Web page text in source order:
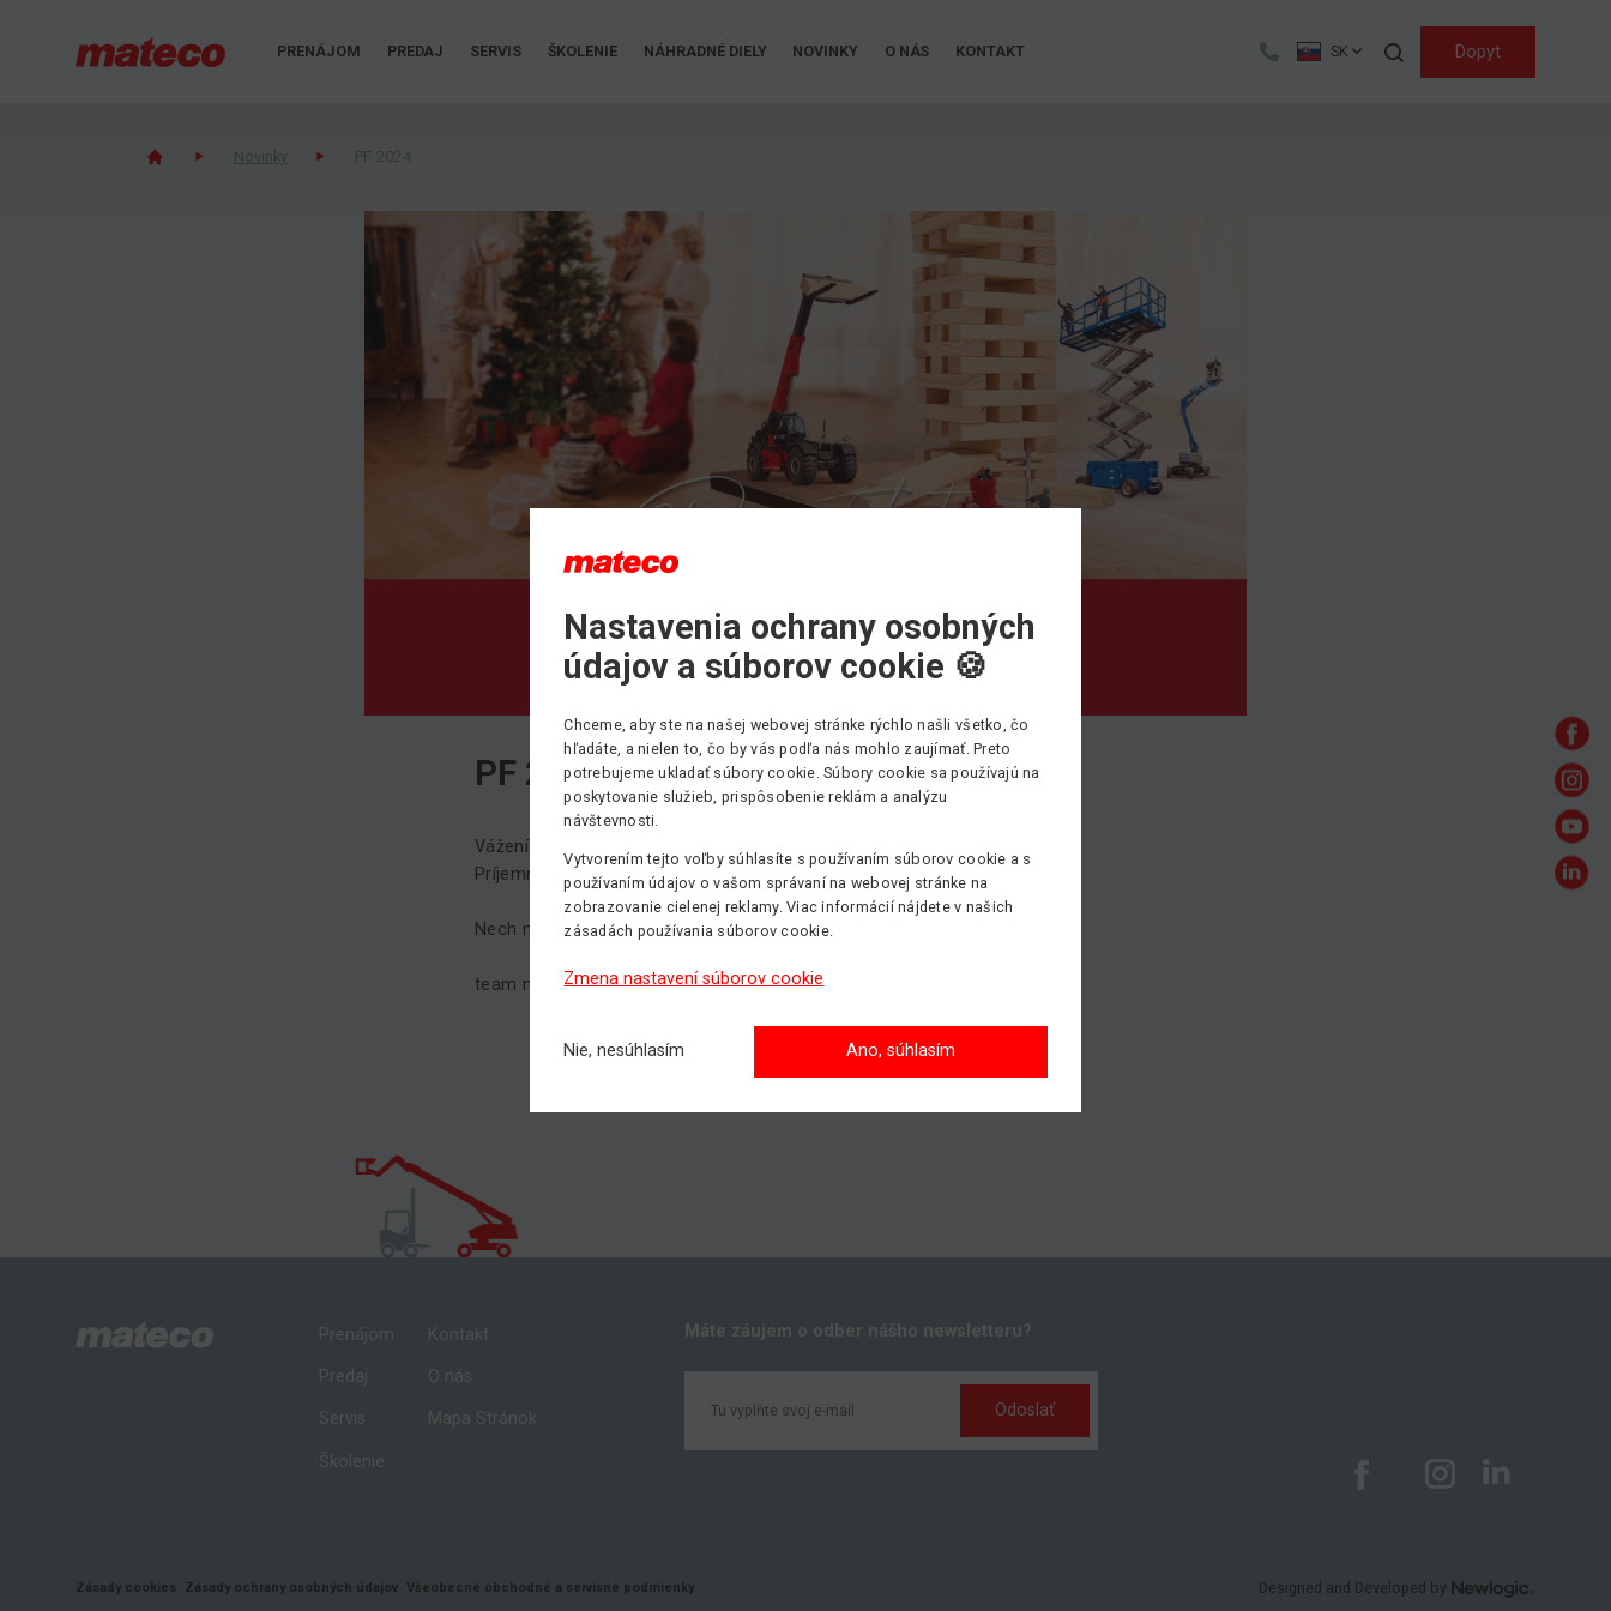
PRENÁJOM PREDAJ SERVIS ŠKOLENIE NÁHRADNÉ DIELY NOVINKY O NÁS KONTAKT SK Dopyt
Hľadať
PF 2024
Vážení zákazníci a obchodní partneri,
Príjemné vianočné sviatky a celý budúci rok 2024.
Nech nielen s nami dosiahnete tam, kam si želáte.
team mateco Slovakia s.r.o.
Prenájom
Predaj
Servis
Školenie
Kontakt
O nás
Mapa Stránok
Máte záujem o odber nášho newsletteru?
Odoslať
Zásady cookies Zásady ochrany osobných údajov Všeobecné obchodné a servisné podmienky Designed and Developed by
Nastavenia ochrany osobných
údajov a súborov cookie 🍪
Chceme, aby ste na našej webovej stránke rýchlo našli všetko, čo
hľadáte, a nielen to, čo by vás podľa nás mohlo zaujímať. Preto
potrebujeme ukladať súbory cookie. Súbory cookie sa používajú na
poskytovanie služieb, prispôsobenie reklám a analýzu
návštevnosti.
Vytvorením tejto voľby súhlasíte s používaním súborov cookie a s
používaním údajov o vašom správaní na webovej stránke na
zobrazovanie cielenej reklamy. Viac informácií nájdete v našich
zásadách používania súborov cookie.
Zmena nastavení súborov cookie
Nie, nesúhlasím Ano, súhlasím